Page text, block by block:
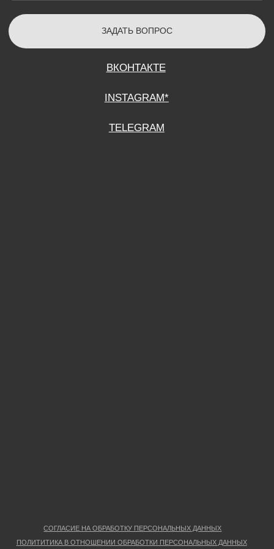
ПОЛИТИТИКА В ОТНОШЕНИИ ОБРАБОТКИ ПЕРСОНАЛЬНЫХ ДАННЫХ
СОГЛАСИЕ НА ОБРАБОТКУ ПЕРСОНАЛЬНЫХ ДАННЫХ
ИП ПОДДУБНЫЙ А.Г.
ИНН: 390515008408